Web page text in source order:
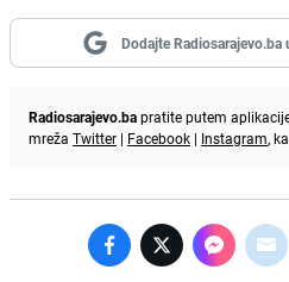
Dodajte
Radiosarajevo.bapratite putem
mreža Twitter | Facebook | Instagram,